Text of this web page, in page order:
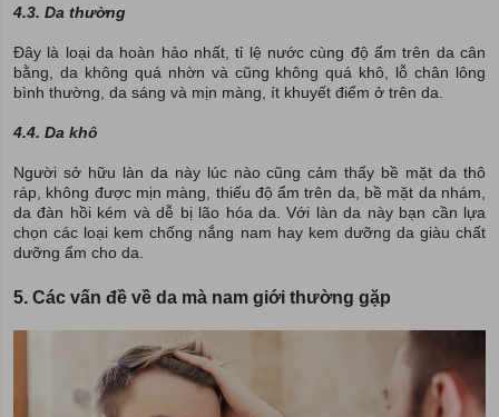
4.3. Da thường
Đây là loại da hoàn hảo nhất, tỉ lệ nước cùng độ ẩm trên da cân
bằng, da không quá nhờn và cũng không quá khô, lỗ chân lông
bình thường, da sáng và mịn màng, ít khuyết điểm ở trên da.
4.4. Da khô
Người sở hữu làn da này lúc nào cũng cảm thấy bề mặt da thô
ráp, không được mịn màng, thiếu độ ẩm trên da, bề mặt da nhám,
da đàn hồi kém và dễ bị lão hóa da. Với làn da này bạn cần lựa
chọn các loại kem chống nắng nam hay kem dưỡng da giàu chất
dưỡng ẩm cho da.
5. Các vấn đề về da mà nam giới thường gặp